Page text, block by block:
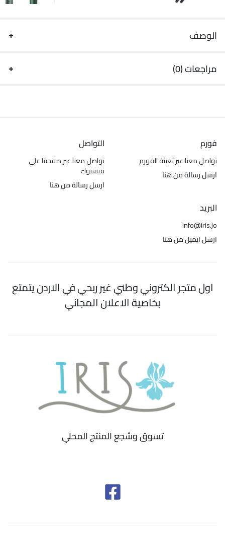
الوصف
مراجعات (0)
فورم
تواصل معنا عبر تعبئة الفورم
ارسل رسالة من هنا
التواصل
تواصل معنا عبر صفحتنا على
فيسبوك
ارسل رسالة من هنا
البريد
info@iris.jo
ارسل ايميل من هنا
اول متجر الكتروني وطني غير ربحي في الاردن يتمتع
بخاصية الاعلان المجاني
تسوق وشجع المنتج المحلي